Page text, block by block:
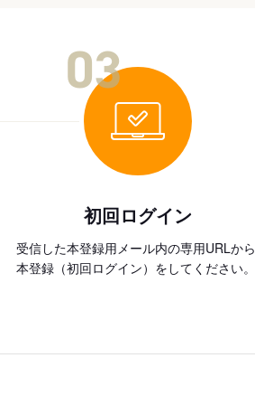
初回ログイン
受信した本登録用メール内の専用URLから
本登録（初回ログイン）をしてください。